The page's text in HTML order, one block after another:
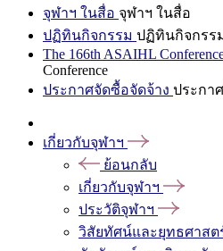
จุฬาฯ ในสื่อ จุฬาฯ ในสื่อ
ปฏิทินกิจกรรม ปฏิทินกิจกรร
The 166th ASAIHL
Conference
ประกาศจัดซื้อจัดจ้าง ประกา
เกี่ยวกับจุฬาฯ
ย้อนกลับ
เกี่ยวกับจุฬาฯ
ประวัติจุฬาฯ
วิสัยทัศน์และยุทธศาสต